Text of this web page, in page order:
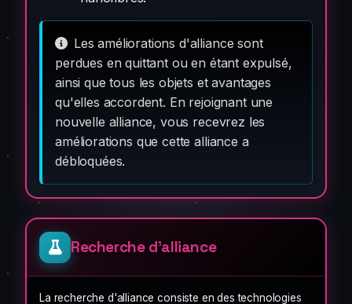
Les améliorations d'alliance sont
perdues en quittant ou en étant expulsé,
ainsi que tous les objets et avantages
qu'elles accordent. En rejoignant une
nouvelle alliance, vous recevrez les
améliorations que cette alliance a
débloquées.
Recherche d'alliance
La recherche d'alliance consiste en des technologies